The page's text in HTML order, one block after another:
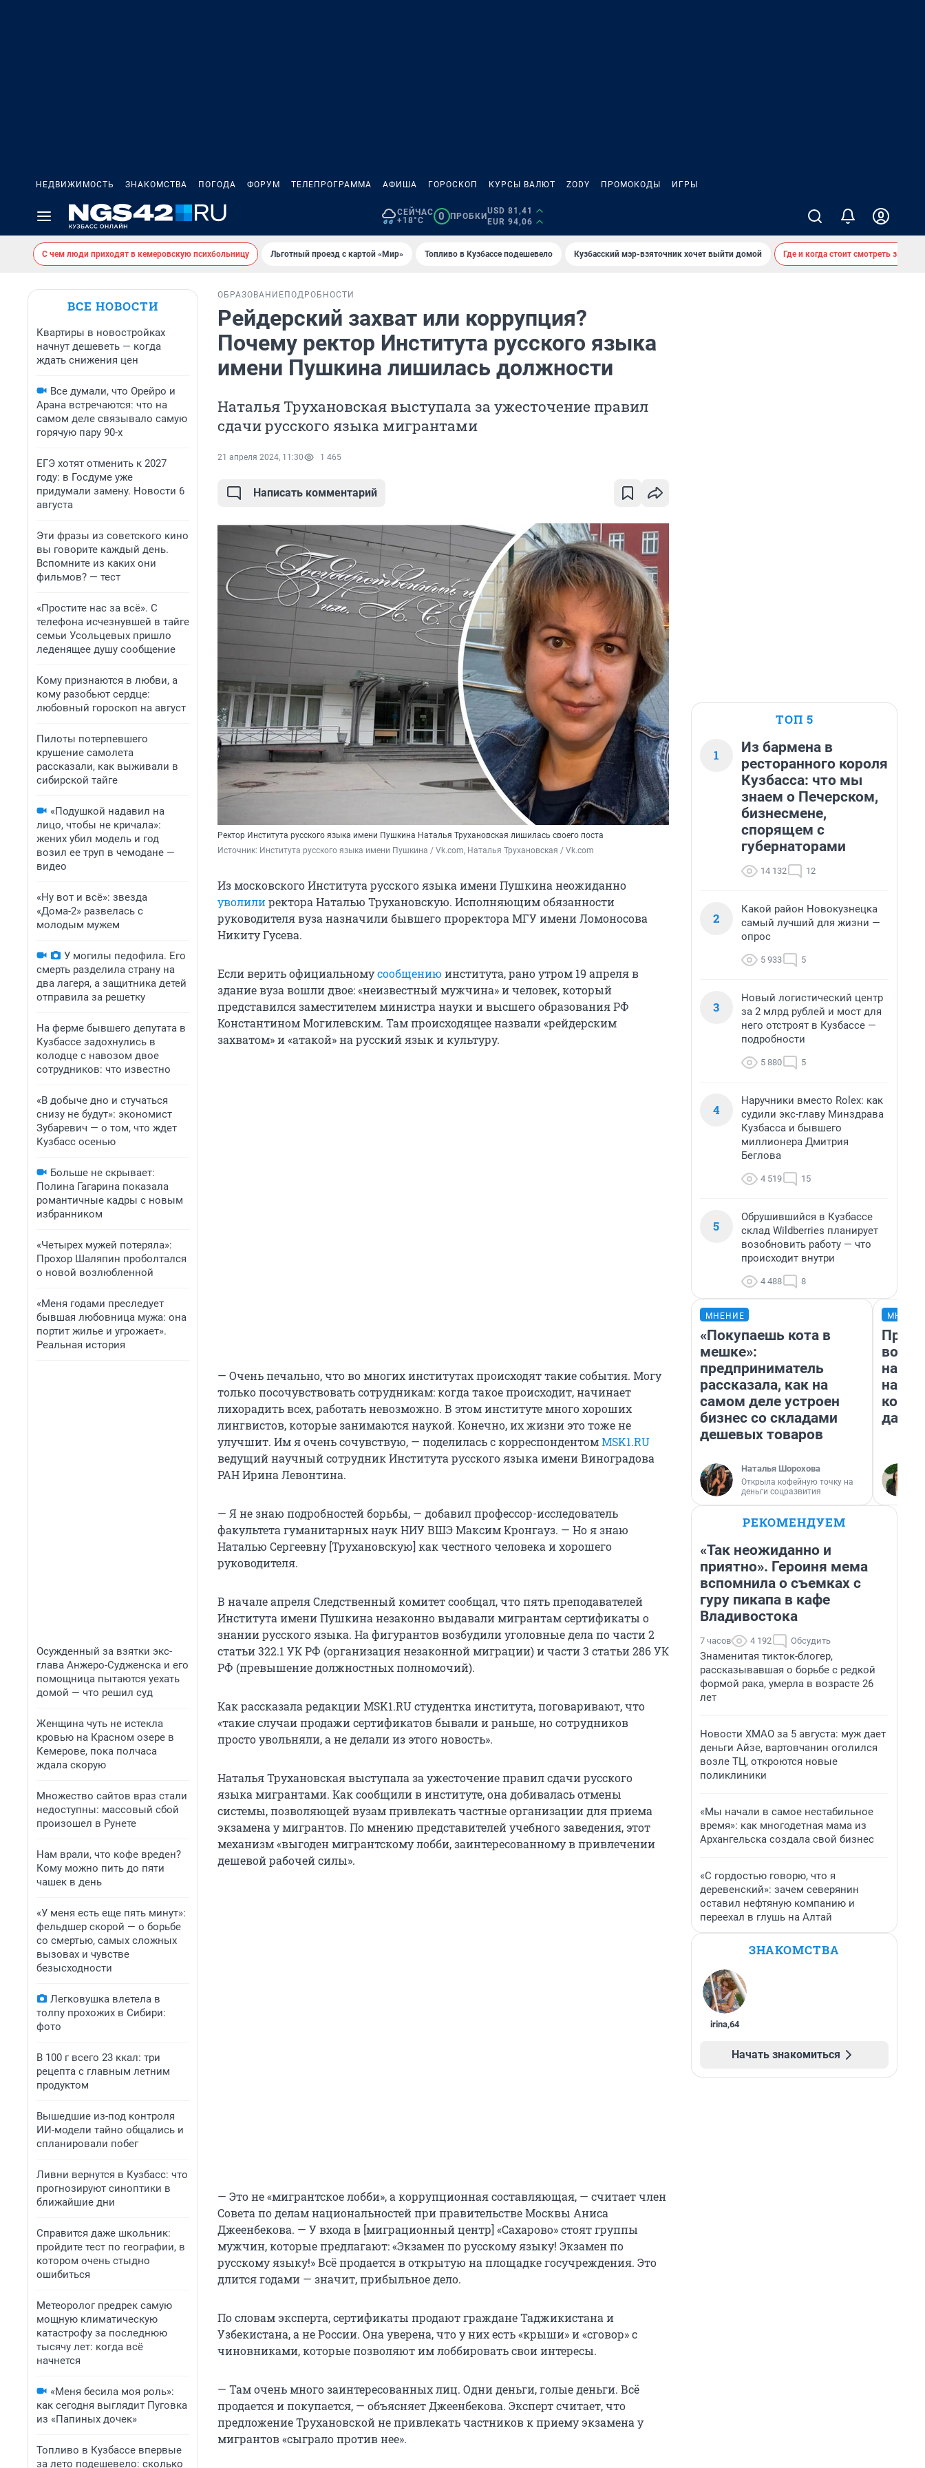
НЕДВИЖИМОСТЬ ЗНАКОМСТВА ПОГОДА ФОРУМ ТЕЛЕПРОГРАММА АФИША ГОРОСКОП КУРСЫ ВАЛЮТ ZODY ПРОМОКОДЫ ИГРЫ
СЕЙЧАС
+18°C
0 ПРОБКИ
USD 81,41
EUR 94,06
С чем люди приходят в кемеровскую психбольницу Льготный проезд с картой «Мир» Топливо в Кузбассе подешевело Кузбасский мэр-взяточник хочет выйти домой Где и когда стоит смотреть
ВСЕ НОВОСТИ
Квартиры в новостройках
начнут дешеветь — когда
ждать снижения цен
Все думали, что Орейро и
Арана встречаются: что на
самом деле связывало самую
горячую пару 90-х
ЕГЭ хотят отменить к 2027
году: в Госдуме уже
придумали замену. Новости 6
августа
Эти фразы из советского кино
вы говорите каждый день.
Вспомните из каких они
фильмов? — тест
«Простите нас за всё». С
телефона исчезнувшей в тайге
семьи Усольцевых пришло
леденящее душу сообщение
Кому признаются в любви, а
кому разобьют сердце:
любовный гороскоп на август
Пилоты потерпевшего
крушение самолета
рассказали, как выживали в
сибирской тайге
«Подушкой надавил на
лицо, чтобы не кричала»:
жених убил модель и год
возил ее труп в чемодане —
видео
«Ну вот и всё»: звезда
«Дома-2» развелась с
молодым мужем
У могилы педофила. Его
смерть разделила страну на
два лагеря, а защитника детей
отправила за решетку
На ферме бывшего депутата в
Кузбассе задохнулись в
колодце с навозом двое
сотрудников: что известно
«В добыче дно и стучаться
снизу не будут»: экономист
Зубаревич — о том, что ждет
Кузбасс осенью
Больше не скрывает:
Полина Гагарина показала
романтичные кадры с новым
избранником
«Четырех мужей потеряла»:
Прохор Шаляпин проболтался
о новой возлюбленной
«Меня годами преследует
бывшая любовница мужа: она
портит жилье и угрожает».
Реальная история
Осужденный за взятки экс-
глава Анжеро-Судженска и его
помощница пытаются уехать
домой — что решил суд
Женщина чуть не истекла
кровью на Красном озере в
Кемерове, пока полчаса
ждала скорую
Множество сайтов враз стали
недоступны: массовый сбой
произошел в Рунете
Нам врали, что кофе вреден?
Кому можно пить до пяти
чашек в день
«У меня есть еще пять минут»:
фельдшер скорой — о борьбе
со смертью, самых сложных
вызовах и чувстве
безысходности
Легковушка влетела в
толпу прохожих в Сибири:
фото
В 100 г всего 23 ккал: три
рецепта с главным летним
продуктом
Вышедшие из-под контроля
ИИ-модели тайно общались и
спланировали побег
Ливни вернутся в Кузбасс: что
прогнозируют синоптики в
ближайшие дни
Справится даже школьник:
пройдите тест по географии, в
котором очень стыдно
ошибиться
Метеоролог предрек самую
мощную климатическую
катастрофу за последнюю
тысячу лет: когда всё
начнется
«Меня бесила моя роль»:
как сегодня выглядит Пуговка
из «Папиных дочек»
Топливо в Кузбассе впервые
за лето подешевело: сколько
ОБРАЗОВАНИЕ ПОДРОБНОСТИ
Рейдерский захват или коррупция?
Почему ректор Института русского языка
имени Пушкина лишилась должности
Наталья Трухановская выступала за ужесточение правил
сдачи русского языка мигрантами
21 апреля 2024, 11:30 1 465
Написать комментарий
Ректор Института русского языка имени Пушкина Наталья Трухановская лишилась своего поста
Источник: Института русского языка имени Пушкина / Vk.com, Наталья Трухановская / Vk.com
Из московского Института русского языка имени Пушкина неожиданно
уволилиректора Наталью Трухановскую. Исполняющим обязанности
руководителя вуза назначили бывшего проректора МГУ имени Ломоносова
Никиту Гусева.
Если верить официальномусообщению института, рано утром 19 апреля в
здание вуза вошли двое: «неизвестный мужчина» и человек, который
представился заместителем министра науки и высшего образования РФ
Константином Могилевским. Там происходящее назвали «рейдерским
захватом» и «атакой» на русский язык и культуру.
— Очень печально, что во многих институтах происходят такие события. Могу
только посочувствовать сотрудникам: когда такое происходит, начинает
лихорадить всех, работать невозможно. В этом институте много хороших
лингвистов, которые занимаются наукой. Конечно, их жизни это тоже не
улучшит. Им я очень сочувствую, — поделилась с корреспондентомMSK1.RU
ведущий научный сотрудник Института русского языка имени Виноградова
РАН Ирина Левонтина.
— Я не знаю подробностей борьбы, — добавил профессор-исследователь
факультета гуманитарных наук НИУ ВШЭ Максим Кронгауз. — Но я знаю
Наталью Сергеевну [Трухановскую] как честного человека и хорошего
руководителя.
В начале апреля Следственный комитет сообщал, что пять преподавателей
Института имени Пушкина незаконно выдавали мигрантам сертификаты о
знании русского языка. На фигурантов возбудили уголовные дела по части 2
статьи 322.1 УК РФ (организация незаконной миграции) и части 3 статьи 286 УК
РФ (превышение должностных полномочий).
Как рассказала редакции MSK1.RU студентка института, поговаривают, что
«такие случаи продажи сертификатов бывали и раньше, но сотрудников
просто увольняли, а не делали из этого новость».
Наталья Трухановская выступала за ужесточение правил сдачи русского
языка мигрантами. Как сообщили в институте, она добивалась отмены
системы, позволяющей вузам привлекать частные организации для приема
экзамена у мигрантов. По мнению представителей учебного заведения, этот
механизм «выгоден мигрантскому лобби, заинтересованному в привлечении
дешевой рабочей силы».
— Это не «мигрантское лобби», а коррупционная составляющая, — считает член
Совета по делам национальностей при правительстве Москвы Аниса
Джеенбекова. — У входа в [миграционный центр] «Сахарово» стоят группы
мужчин, которые предлагают: «Экзамен по русскому языку! Экзамен по
русскому языку!» Всё продается в открытую на площадке госучреждения. Это
длится годами — значит, прибыльное дело.
По словам эксперта, сертификаты продают граждане Таджикистана и
Узбекистана, а не России. Она уверена, что у них есть «крыши» и «сговор» с
чиновниками, которые позволяют им лоббировать свои интересы.
— Там очень много заинтересованных лиц. Одни деньги, голые деньги. Всё
продается и покупается, — объясняет Джеенбекова. Эксперт считает, что
предложение Трухановской не привлекать частников к приему экзамена у
мигрантов «сыграло против нее».
ТОП 5
1
Из бармена в
ресторанного короля
Кузбасса: что мы
знаем о Печерском,
бизнесмене,
спорящем с
губернаторами
14 132 12
2
Какой район Новокузнецка
самый лучший для жизни —
опрос
5 933 5
3
Новый логистический центр
за 2 млрд рублей и мост для
него отстроят в Кузбассе —
подробности
5 880 5
4
Наручники вместо Rolex: как
судили экс-главу Минздрава
Кузбасса и бывшего
миллионера Дмитрия
Беглова
4 519 15
5
Обрушившийся в Кузбассе
склад Wildberries планирует
возобновить работу — что
происходит внутри
4 488 8
МНЕНИЕ
«Покупаешь кота в
мешке»:
предприниматель
рассказала, как на
самом деле устроен
бизнес со складами
дешевых товаров
Наталья Шорохова
Открыла кофейную точку на
деньги соцразвития
нам
даже
РЕКОМЕНДУЕМ
«Так неожиданно и
приятно». Героиня мема
вспомнила о съемках с
гуру пикапа в кафе
Владивостока
7 часов 4 192 Обсудить
Знаменитая тикток-блогер,
рассказывавшая о борьбе с редкой
формой рака, умерла в возрасте 26
лет
Новости ХМАО за 5 августа: муж дает
деньги Айзе, вартовчанин оголился
возле ТЦ, откроются новые
поликлиники
«Мы начали в самое нестабильное
время»: как многодетная мама из
Архангельска создала свой бизнес
«С гордостью говорю, что я
деревенский»: зачем северянин
оставил нефтяную компанию и
переехал в глушь на Алтай
ЗНАКОМСТВА
irina,64
Начать знакомиться